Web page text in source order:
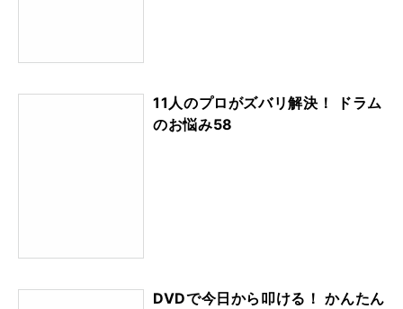
11人のプロがズバリ解決！ ドラム
のお悩み58
DVDで今日から叩ける！ かんたん